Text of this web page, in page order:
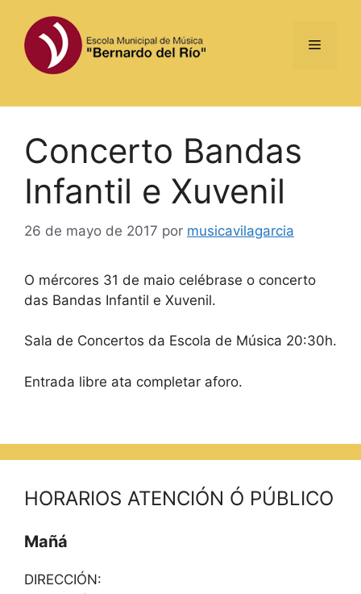
contenido
Menú
Concerto Bandas
Infantil e Xuvenil
26 de mayo de 2017 por musicavilagarcia
O mércores 31 de maio celébrase o concerto
das Bandas Infantil e Xuvenil.
Sala de Concertos da Escola de Música 20:30h.
Entrada libre ata completar aforo.
HORARIOS ATENCIÓN Ó PÚBLICO
Mañá
DIRECCIÓN: